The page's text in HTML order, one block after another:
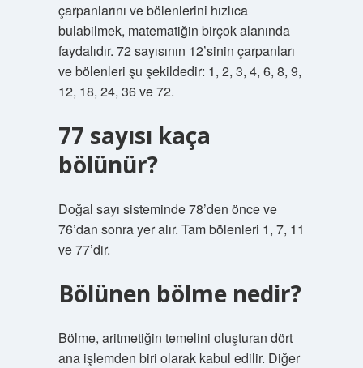
çarpanlarını ve bölenlerini hızlıca
bulabilmek, matematiğin birçok alanında
faydalıdır. 72 sayısının 12’sinin çarpanları
ve bölenleri şu şekildedir: 1, 2, 3, 4, 6, 8, 9,
12, 18, 24, 36 ve 72.
77 sayısı kaça
bölünür?
Doğal sayı sisteminde 78’den önce ve
76’dan sonra yer alır. Tam bölenleri 1, 7, 11
ve 77’dir.
Bölünen bölme nedir?
Bölme, aritmetiğin temelini oluşturan dört
ana işlemden biri olarak kabul edilir. Diğer